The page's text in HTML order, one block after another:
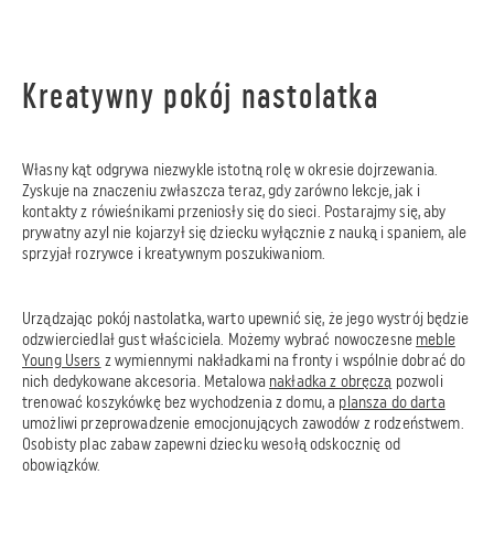
Kreatywny pokój nastolatka
Własny kąt odgrywa niezwykle istotną rolę w okresie dojrzewania.
Zyskuje na znaczeniu zwłaszcza teraz, gdy zarówno lekcje, jak i
kontakty z rówieśnikami przeniosły się do sieci. Postarajmy się, aby
prywatny azyl nie kojarzył się dziecku wyłącznie z nauką i spaniem, ale
sprzyjał rozrywce i kreatywnym poszukiwaniom.
Urządzając pokój nastolatka, warto upewnić się, że jego wystrój będzie
odzwierciedlał gust właściciela. Możemy wybrać nowoczesne meble
Young Users z wymiennymi nakładkami na fronty i wspólnie dobrać do
nich dedykowane akcesoria. Metalowa nakładka z obręczą pozwoli
trenować koszykówkę bez wychodzenia z domu, a plansza do darta
umożliwi przeprowadzenie emocjonujących zawodów z rodzeństwem.
Osobisty plac zabaw zapewni dziecku wesołą odskocznię od
obowiązków.